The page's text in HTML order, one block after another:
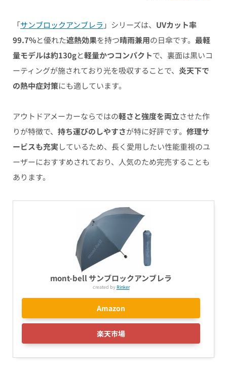
「サンブロックアンブレラ 」シリーズは、 UVカット率
99.7%と優れた遮熱効果を持つ晴雨兼用の日傘です。 最軽
量モデルは約130gと軽量かつコンパクトで、裏面は黒いコ
ーティングが施されており光を吸収することで、 炎天下で
の熱中症対策にも適しています。
アウトドアメーカーならではの軽さと強度を両立させた作
りが特徴で、 持ち運びのしやすさが特に好評です。 修理サ
ービスも充実しているため、長く愛用したい性能重視のユ
ーザーにおすすめされており、人気のため完売することも
あります。
mont-bell サンブロックアンブレラ
created byRinker
Amazon
楽天市場